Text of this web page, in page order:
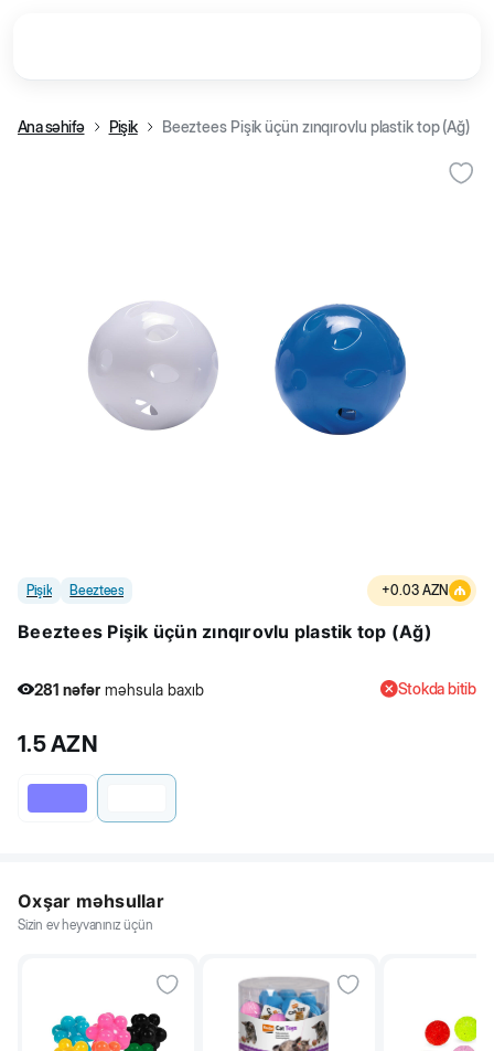
Ana səhifə Pişik Beeztees Pişik üçün zınqırovlu plastik top (Ağ)
Pişik Beeztees +0.03 AZN
Beeztees Pişik üçün zınqırovlu plastik top (Ağ)
281 nəfər məhsula baxıb
281 nəfər
Stokda bitib
1.5AZN
Oxşar məhsullar
Sizin ev heyvanınız üçün